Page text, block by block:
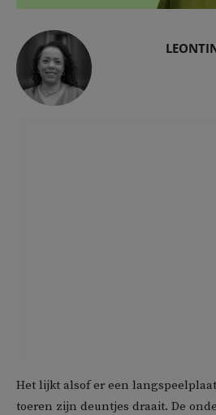
Het lijkt alsof er een
toeren zijn deuntjes draait. De